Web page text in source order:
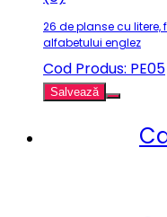
26 de planse cu litere,
alfabetului englez
Cod Produs: PE05
Salvează